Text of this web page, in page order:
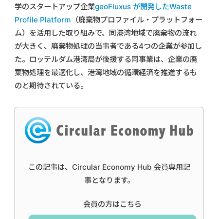
学のスタートアップ企業geoFluxus が開発したWaste
Profile Platform （廃棄物プロファイル・プラットフォー
ム）を活用した取り組みで、同港湾地域で廃棄物の流れ
が大きく、廃棄物処理の当事者である4つの企業が参加し
た。ロッテルダム港湾局が後援する同事業は、企業の廃
棄物処理を最適化し、港湾地域の循環経済を推進するも
のと期待されている。
この記事は、Circular Economy Hub 会員専用記
事となります。
会員の方はこちら